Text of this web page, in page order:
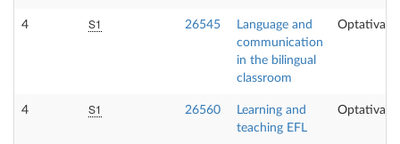
4 S1 26545
Language and
communication
in the bilingual
classroom
Optativa
4 S1 26560
Learning and
teaching EFL
Optativa